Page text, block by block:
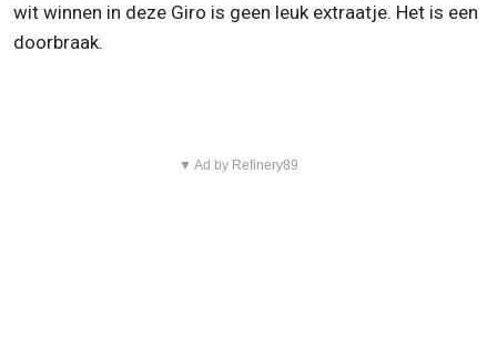
wit winnen in deze Giro is geen leuk extraatje. Het is een
doorbraak.
▼ Ad by Refinery89